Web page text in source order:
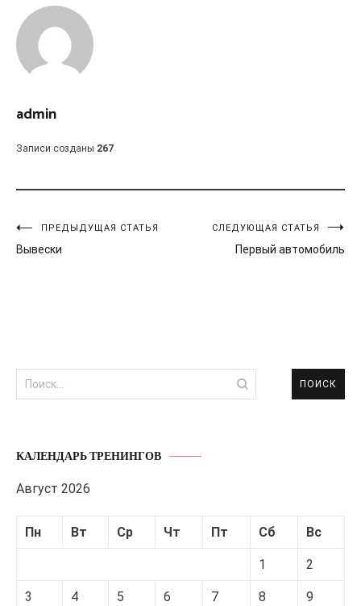
admin
Записи созданы 267
Навигация
по
ПРЕДЫДУЩАЯ СТАТЬЯ
Вывески
СЛЕДУЮЩАЯ СТАТЬЯ
Первый автомобиль
КАЛЕНДАРЬ ТРЕНИНГОВ
Август 2026
Пн Вт Ср Чт Пт Сб Вс
1 2
3 4 5 6 7 8 9